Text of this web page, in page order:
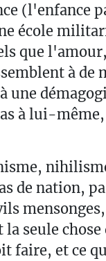
(l'enfance
école
que
à de
une
à lui-
de nation,
la seule
faire, et ce